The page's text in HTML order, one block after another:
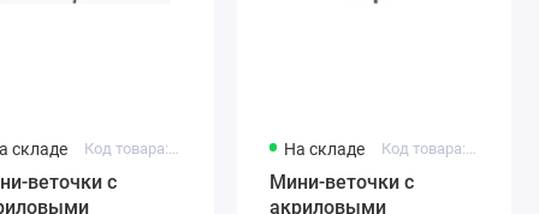
складе Код товара: SCB23331610
веточки с
На складе Код товара: SCB23325403
Мини-веточки с
акриловыми